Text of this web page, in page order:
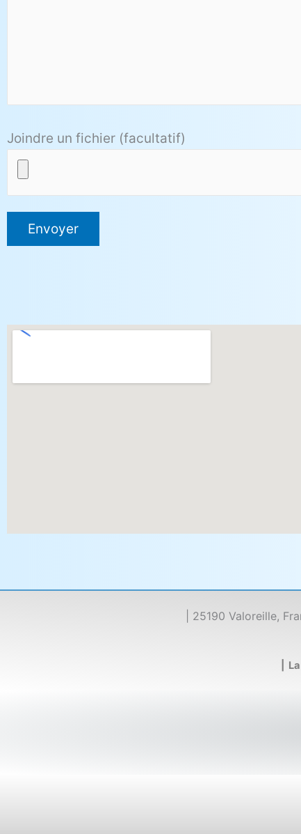
Joindre un fichier (facultatif)
| 25190 Valoreille,
|